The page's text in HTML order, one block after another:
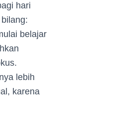
hari
belajar
lebih
karena